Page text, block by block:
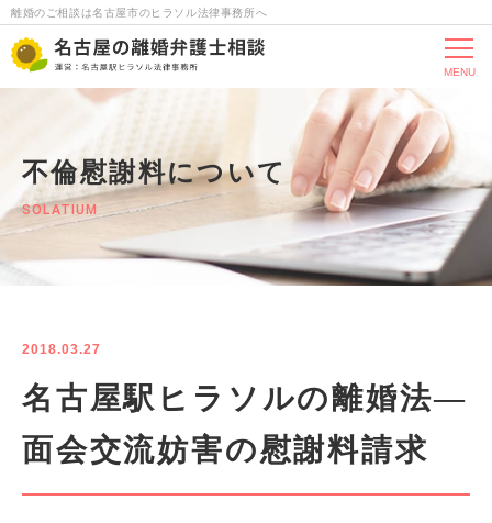
離婚のご相談は名古屋市のヒラソル法律事務所へ
MENU
不倫慰謝料について
SOLATIUM
2018.03.27
名古屋駅ヒラソルの離婚法―
面会交流妨害の慰謝料請求